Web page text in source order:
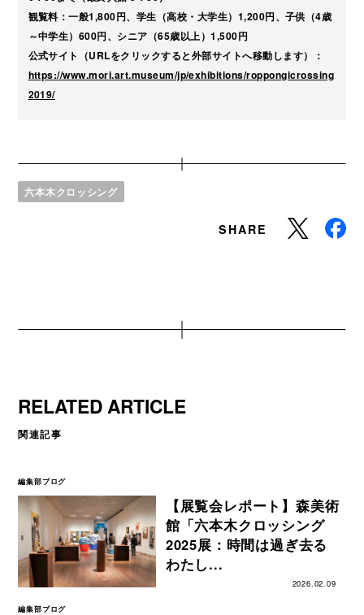
観覧料：一般1,800円、学生（高校・大学生）1,200円、子供（4歳
～中学生）600円、シニア（65歳以上）1,500円
公式サイト（URLをクリックすると外部サイトへ移動します）：
https://www.mori.art.museum/jp/exhibitions/roppongicrossing
2019/
六本木クロッシング
SHARE
RELATED ARTICLE
関連記事
編集部ブログ
【展覧会レポート】森美術
館「六本木クロッシング
2025展：時間は過ぎ去る
わたし...
2026.02.09
編集部ブログ